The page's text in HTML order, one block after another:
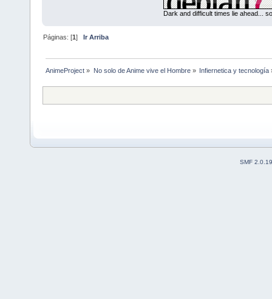
Dark and difficult times lie ahead...
Páginas: [1] Ir Arriba
AnimeProject » No solo de Anime vive el Hombre» Infiernetica y tecnología
SMF 2.0.19